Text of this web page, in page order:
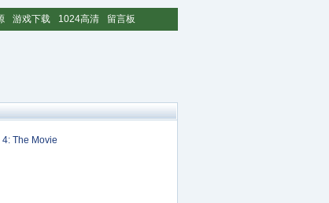
游戏下载 1024高清 留言板
The Movie